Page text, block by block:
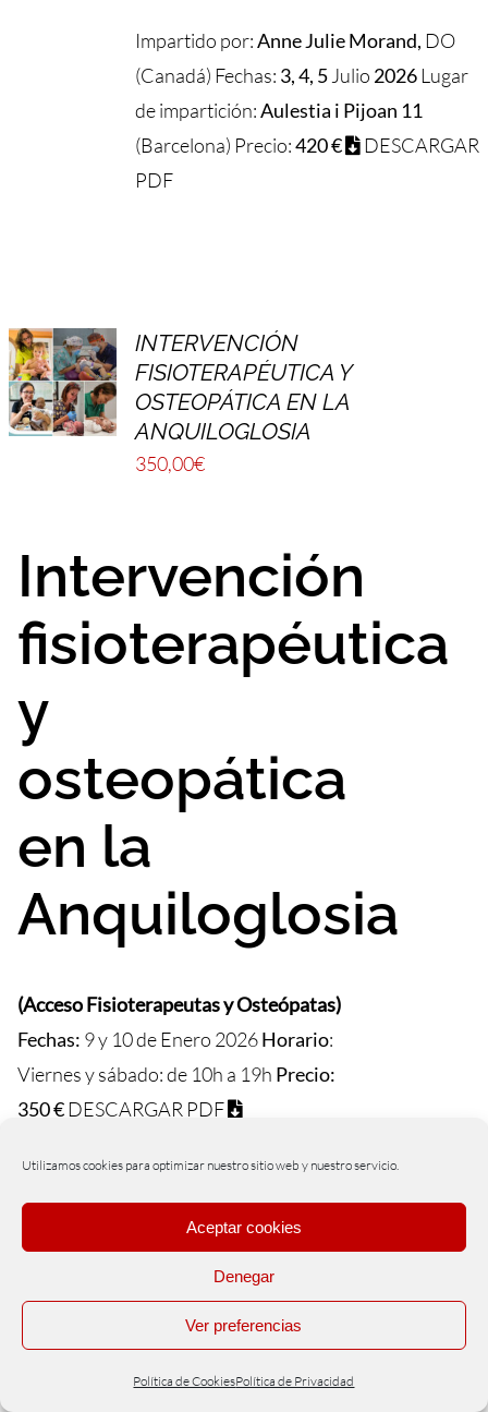
Utilizamos cookies para optimizar nuestro sitio web y nuestro servicio.
Aceptar cookies
Denegar
Ver preferencias
Política de CookiesPolítica de Privacidad
Impartido por:Anne Julie Morand, DO
(Canadá) Fechas: 3, 4, 5 Julio 2026Lugar
de impartición:Aulestia i Pijoan 11
(Barcelona) Precio:420 €
DESCARGAR
PDF
INTERVENCIÓN
FISIOTERAPÉUTICA Y
OSTEOPÁTICA EN LA
ANQUILOGLOSIA
350,00€
Intervención
fisioterapéutica
y
osteopática
en la
Anquiloglosia
(Acceso Fisioterapeutas y Osteópatas)
Fechas: 9 y 10 de Enero 2026Horario:
Viernes y sábado: de 10h a 19h Precio:
350 €DESCARGAR PDF
ABORDAJE DEL DOLOR
CERVICAL Y LAS DISFUNCIONES
OROFARÍNGEA